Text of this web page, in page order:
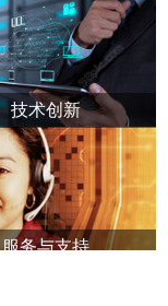
技术创新
服务与支持